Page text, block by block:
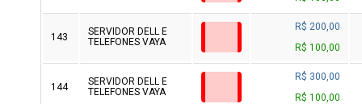
143
SERVIDOR DELL E
TELEFONES VAYA
R$ 200,00
R$ 100,00
144
SERVIDOR DELL E
TELEFONES VAYA
R$ 300,00
R$ 100,00